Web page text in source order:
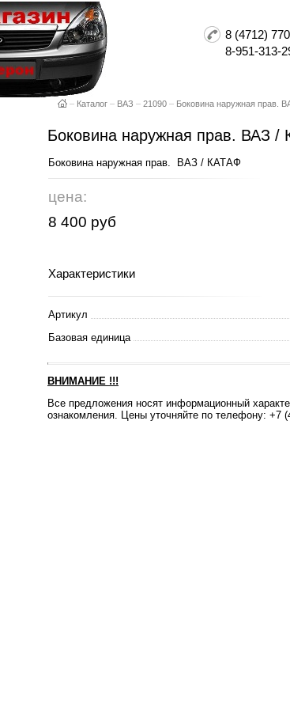
8 (4712)
8-951-313-
– Каталог – ВАЗ – 21090 – Боковина наружная прав.
Боковина наружная прав. ВАЗ /
Боковина наружная прав. ВАЗ / КАТАФ
цена:
8 400 руб
Характеристики
Артикул
Базовая единица
ВНИМАНИЕ !!!
Все предложения носят информационный
ознакомления. Цены уточняйте по телефону: +7